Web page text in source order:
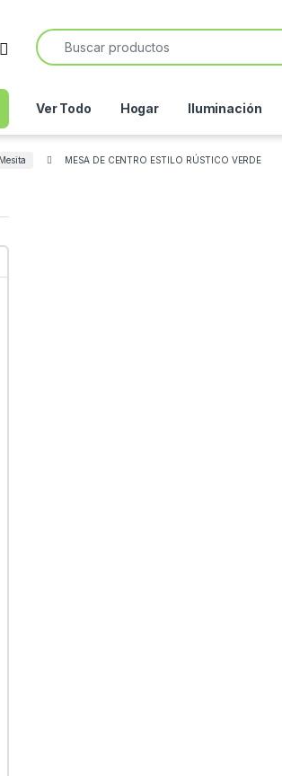
Open
Search for:
Ver Todo Hogar Iluminación
Mesita MESA DE CENTRO ESTILO RÚSTICO VERDE